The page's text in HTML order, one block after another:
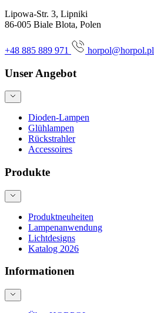
Lipowa-Str. 3, Lipniki
86-005 Biale Blota, Polen
+48 885 889 971 horpol@horpol.pl
Unser Angebot
Dioden-Lampen
Glühlampen
Rückstrahler
Accessoires
Produkte
Produktneuheiten
Lampenanwendung
Lichtdesigns
Katalog 2026
Informationen